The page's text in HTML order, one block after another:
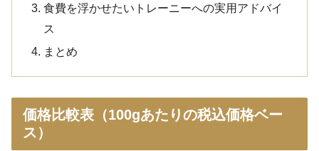
食費を浮かせたいトレーニーへの実用アドバイ
ス
まとめ
価格比較表（100gあたりの税込価格ベー
ス）